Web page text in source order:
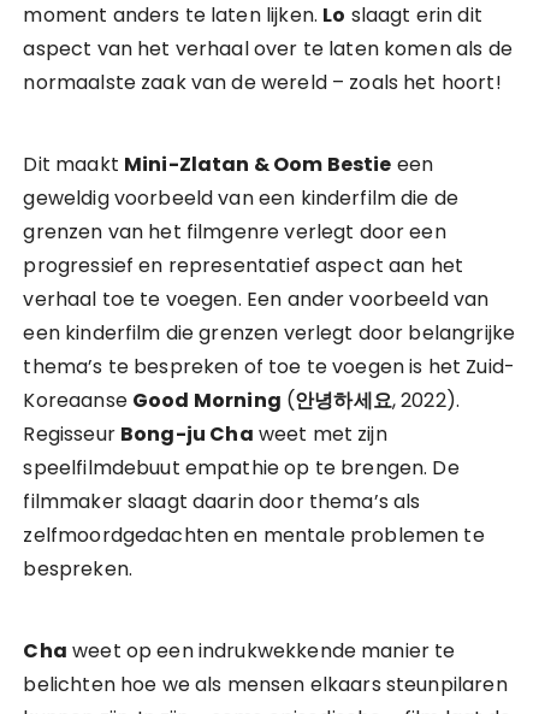
moment anders te laten lijken. Lo slaagt erin dit
aspect van het verhaal over te laten komen als de
normaalste zaak van de wereld – zoals het hoort!
Dit maakt Mini-Zlatan & Oom Bestie een
geweldig voorbeeld van een kinderfilm die de
grenzen van het filmgenre verlegt door een
progressief en representatief aspect aan het
verhaal toe te voegen. Een ander voorbeeld van
een kinderfilm die grenzen verlegt door belangrijke
thema’s te bespreken of toe te voegen is het Zuid-
Koreaanse Good Morning (안녕하세요, 2022).
Regisseur Bong-ju Cha weet met zijn
speelfilmdebuut empathie op te brengen. De
filmmaker slaagt daarin door thema’s als
zelfmoordgedachten en mentale problemen te
bespreken.
Cha weet op een indrukwekkende manier te
belichten hoe we als mensen elkaars steunpilaren